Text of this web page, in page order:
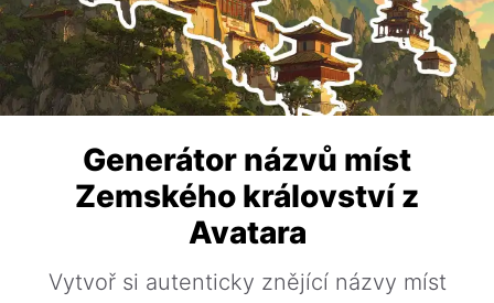
Generátor názvů míst
Zemského království z
Avatara
Vytvoř si autenticky znějící názvy míst